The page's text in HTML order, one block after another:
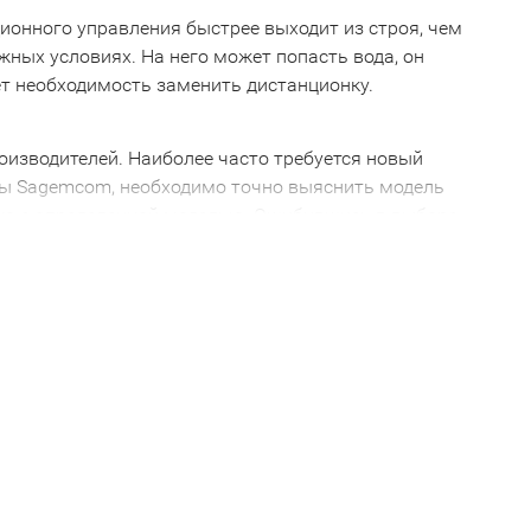
управления быстрее выходит из строя, чем
условиях. На него может попасть вода, он
необходимость заменить дистанционку.
Наиболее часто требуется новый
Sagemcom, необходимо точно выяснить модель
техникой. Поэтому, решив купить Пульты